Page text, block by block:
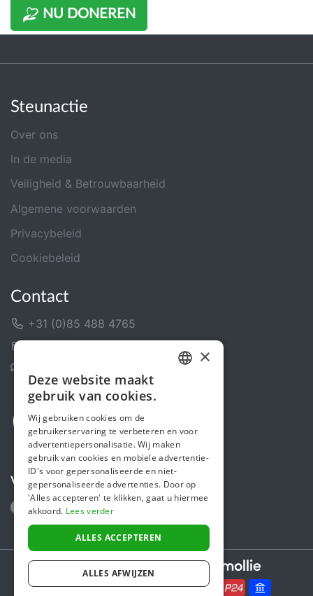
NU DONEREN
Steunactie
Over ons
In de media
Veiligheid & Betrouwbaarheid
Algemene voorwaarden
Privacybeleid
Cookiebeleid
Contact
+31 (0)85 488 4765
Volg ons
Secure payments powered by
ENGLISH
×
Deze website maakt
gebruik van cookies.
Wij gebruiken cookies om de
gebruikerservaring te verbeteren en voor
advertentiepersonalisatie. Wij maken
gebruik van cookies en mobiele advertentie-
ID's voor gepersonaliseerde en niet-
gepersonaliseerde advertenties. Door op
'Alles accepteren' te klikken, gaat u hiermee
akkoord. Lees verder
ALLES ACCEPTEREN
ALLES AFWIJZEN